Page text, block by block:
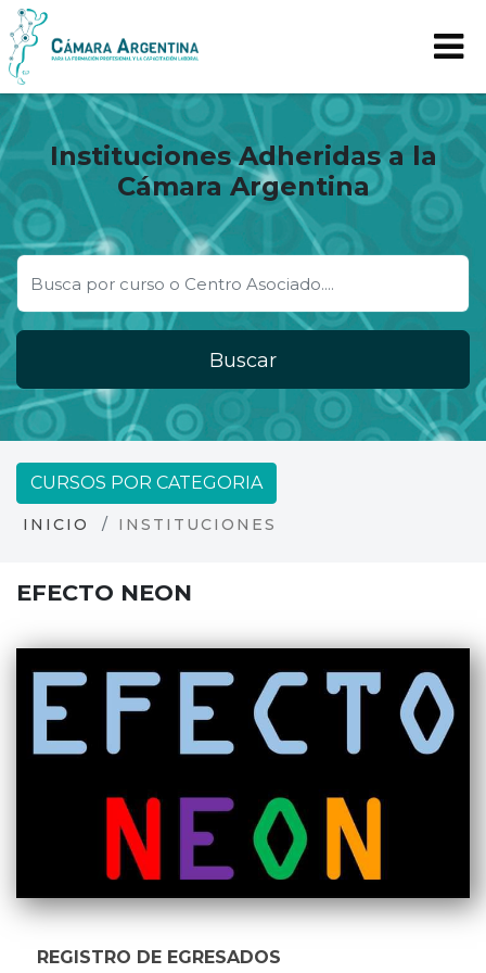
Instituciones Adheridas a la
Cámara Argentina
Buscar
CURSOS POR CATEGORIA
INICIO INSTITUCIONES
EFECTO NEON
REGISTRO DE EGRESADOS